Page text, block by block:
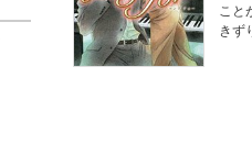
こと
き